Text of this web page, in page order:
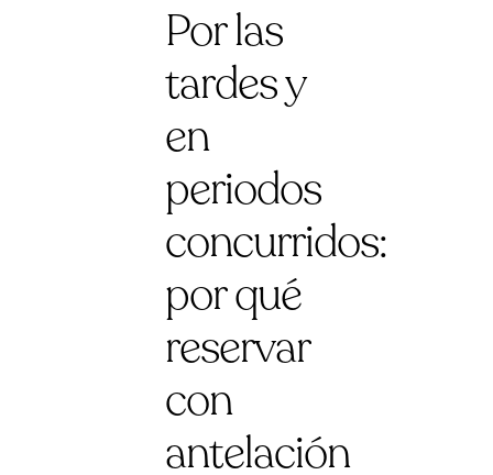
Por las
tardes y
en
periodos
concurridos:
por qué
reservar
con
antelación